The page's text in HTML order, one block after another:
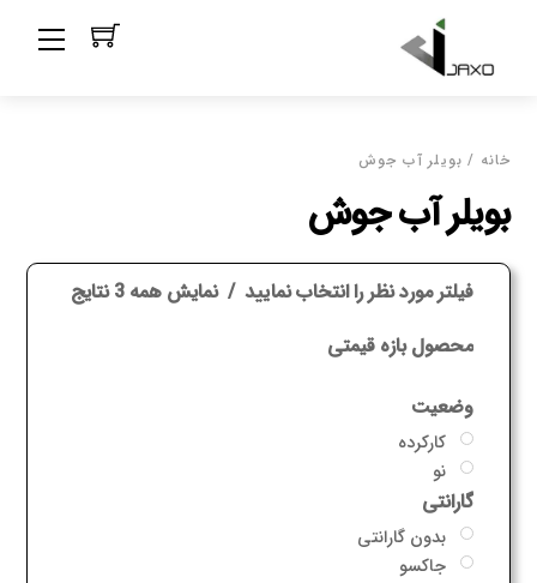
content
خانه / بویلر آب جوش
بویلر آب جوش
فیلتر مورد نظر را انتخاب نمایید نمایش همه 3 نتایج
محصول بازه قیمتی
وضعیت
کارکرده
نو
گارانتی
بدون گارانتی
جاکسو